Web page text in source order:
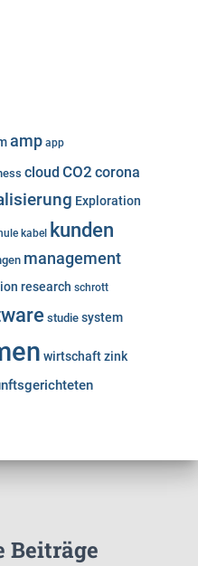
amp app
cloud CO2 corona
Exploration
kabel kunden
management
research schrott
studie system
wirtschaftzink
Beiträge